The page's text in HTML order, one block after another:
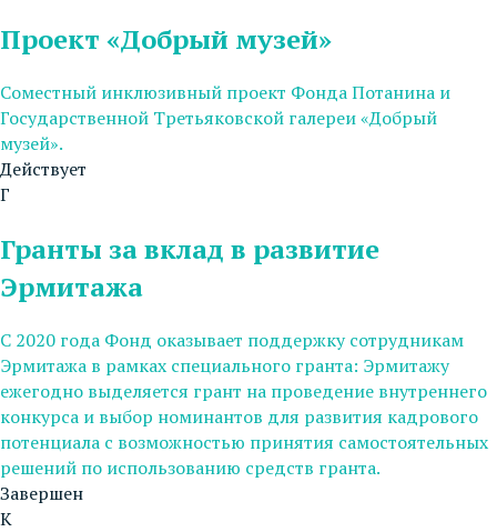
Проект «Добрый музей»
Соместный инклюзивный проект Фонда Потанина и
Государственной Третьяковской галереи «Добрый
музей».
Действует
Г
Гранты за вклад в развитие
Эрмитажа
С 2020 года Фонд оказывает поддержку сотрудникам
Эрмитажа в рамках специального гранта: Эрмитажу
ежегодно выделяется грант на проведение внутреннего
конкурса и выбор номинантов для развития кадрового
потенциала с возможностью принятия самостоятельных
решений по использованию средств гранта.
Завершен
К